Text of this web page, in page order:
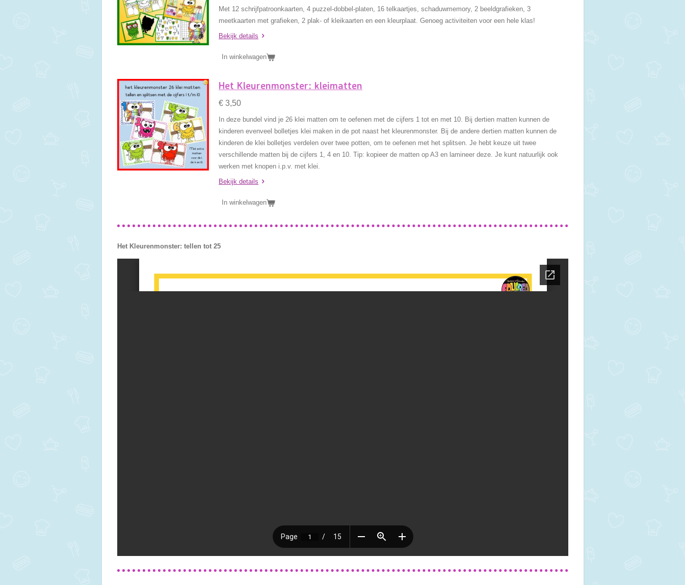
Met 12 schrijfpatroonkaarten, 4 puzzel-dobbel-platen, 16 telkaartjes, schaduwmemory, 2 beeldgrafieken, 3
meetkaarten met grafieken, 2 plak- of kleikaarten en een kleurplaat. Genoeg activiteiten voor een hele klas!
Bekijk details
In winkelwagen
Het Kleurenmonster: kleimatten
€ 3,50
In deze bundel vind je 26 klei matten om te oefenen met de cijfers 1 tot en met 10. Bij dertien matten kunnen de
kinderen evenveel bolletjes klei maken in de pot naast het kleurenmonster. Bij de andere dertien matten kunnen de
kinderen de klei bolletjes verdelen over twee potten, om te oefenen met het splitsen. Je hebt keuze uit twee
verschillende matten bij de cijfers 1, 4 en 10. Tip: kopieer de matten op A3 en lamineer deze. Je kunt natuurlijk ook
werken met knopen i.p.v. met klei.
Bekijk details
In winkelwagen
Het Kleurenmonster: tellen tot 25